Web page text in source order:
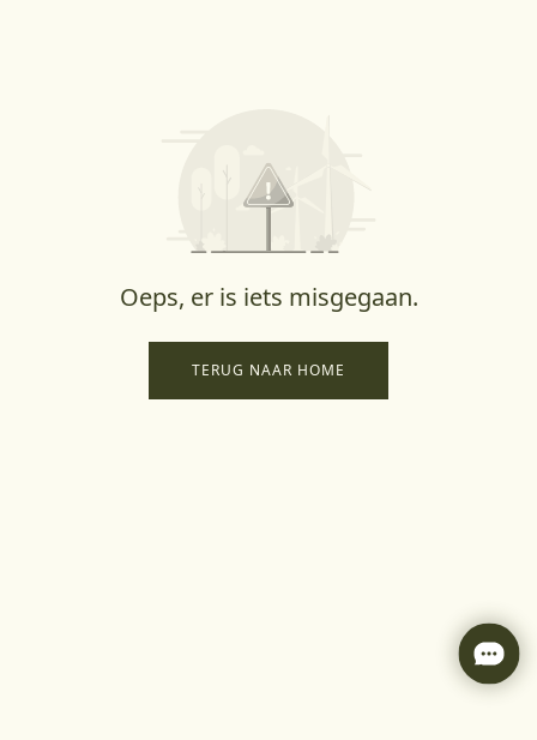
Oeps, er is iets misgegaan.
TERUG NAAR HOME